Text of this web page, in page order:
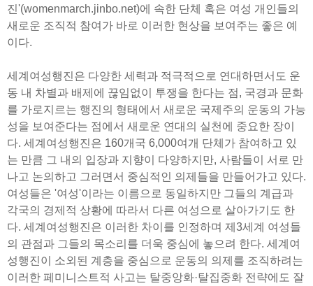
진'(womenmarch.jinbo.net)에 속한 단체 혹은 여성 개인들의
새로운 조직적 참여가 바로 이러한 현상을 보여주는 좋은 예
이다.
세계여성행진은 다양한 세력과 적극적으로 연대하면서도 운
동 내 차별과 배제에 끊임없이 투쟁을 한다는 점, 국경과 문화
를 가로지르는 행진의 형태에서 새로운 국제주의 운동의 가능
성을 보여준다는 점에서 새로운 연대의 실천에 중요한 장이
다. 세계여성행진은 160개국 6,000여개 단체가 참여하고 있
는 만큼 그 내의 입장과 지향이 다양하지만, 사람들이 서로 만
나고 논의하고 그러면서 중심적인 의제들을 만들어가고 있다.
여성들은 '여성'이라는 이름으로 동일하지만 그들의 계급과
각국의 경제적 상황에 따라서 다른 여성으로 살아가기도 한
다. 세계여성행진은 이러한 차이를 인정하며 제3세계 여성들
의 관점과 그들의 목소리를 더욱 중심에 놓으려 한다. 세계여
성행진이 소외된 계층을 중심으로 운동의 의제를 조직하려는
이러한 페미니스트적 사고는 탈중앙화·탈집중화 전략에도 잘